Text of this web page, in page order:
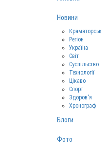
Новини
Краматорськ
Регіон
Україна
Світ
Суспільство
Технології
Цікаво
Спорт
Здоров‘я
Хронограф
Блоги
Фото